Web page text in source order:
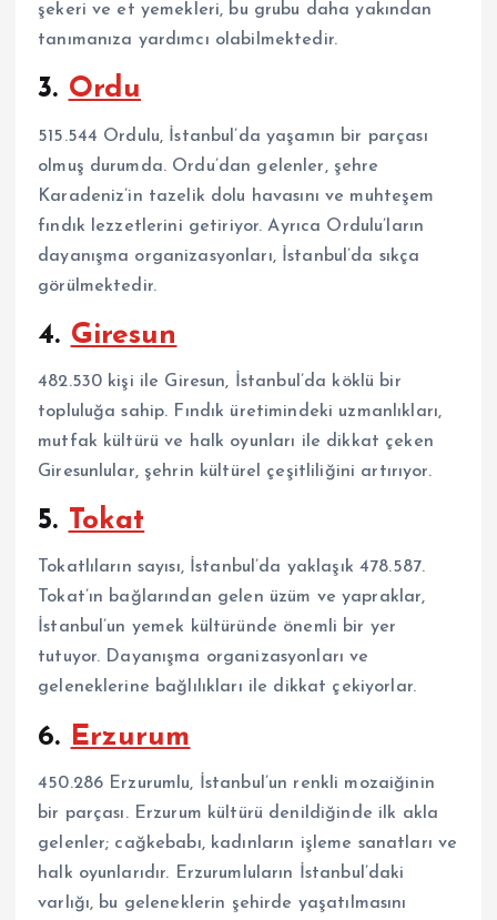
şekeri ve et yemekleri, bu grubu daha yakından
tanımanıza yardımcı olabilmektedir.
3. Ordu
515.544 Ordulu, İstanbul’da yaşamın bir parçası
olmuş durumda. Ordu’dan gelenler, şehre
Karadeniz’in tazelik dolu havasını ve muhteşem
fındık lezzetlerini getiriyor. Ayrıca Ordulu’ların
dayanışma organizasyonları, İstanbul’da sıkça
görülmektedir.
4. Giresun
482.530 kişi ile Giresun, İstanbul’da köklü bir
topluluğa sahip. Fındık üretimindeki uzmanlıkları,
mutfak kültürü ve halk oyunları ile dikkat çeken
Giresunlular, şehrin kültürel çeşitliliğini artırıyor.
5. Tokat
Tokatlıların sayısı, İstanbul’da yaklaşık 478.587.
Tokat’ın bağlarından gelen üzüm ve yapraklar,
İstanbul’un yemek kültüründe önemli bir yer
tutuyor. Dayanışma organizasyonları ve
geleneklerine bağlılıkları ile dikkat çekiyorlar.
6. Erzurum
450.286 Erzurumlu, İstanbul’un renkli mozaiğinin
bir parçası. Erzurum kültürü denildiğinde ilk akla
gelenler; cağkebabı, kadınların işleme sanatları ve
halk oyunlarıdır. Erzurumluların İstanbul’daki
varlığı, bu geleneklerin şehirde yaşatılmasını